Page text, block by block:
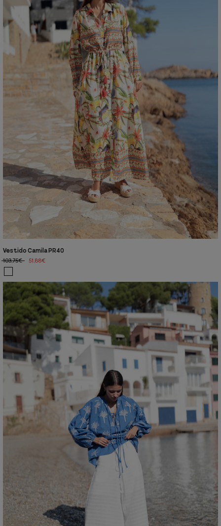
Vestido Camila PR40
103,75€
51,88€